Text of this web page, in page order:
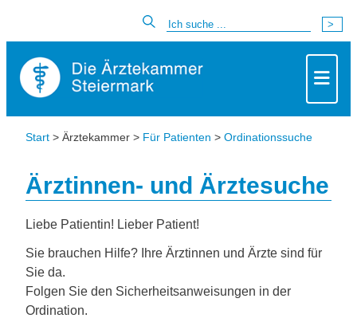
Start > Ärztekammer > Für Patienten > Ordinationssuche
Ärztinnen- und Ärztesuche
Liebe Patientin! Lieber Patient!
Sie brauchen Hilfe? Ihre Ärztinnen und Ärzte sind für
Sie da.
Folgen Sie den Sicherheitsanweisungen in der
Ordination.